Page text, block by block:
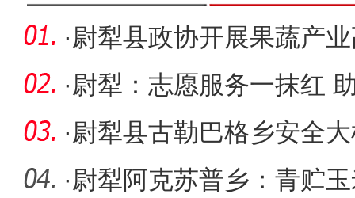
·尉犁县政协开展果蔬产
动
·尉犁：志愿服务一抹红
·尉犁县古勒巴格乡安全
防线
·尉犁阿克苏普乡：青贮